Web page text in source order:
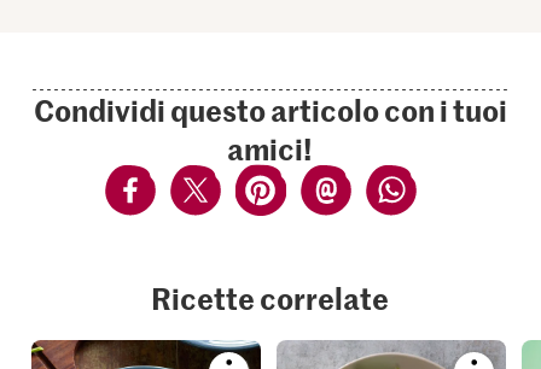
Condividi questo articolo con i tuoi
amici!
Ricette correlate